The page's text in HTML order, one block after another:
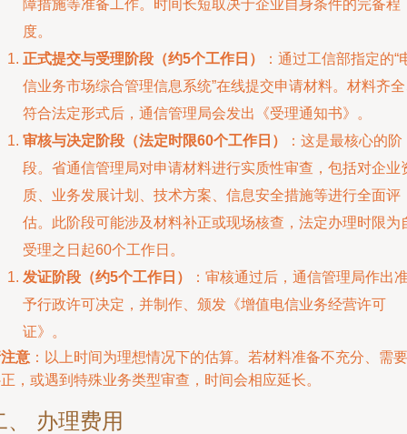
障措施等准备工作。时间长短取决于企业自身条件的完备程
度。
正式提交与受理阶段（约5个工作日）
：通过工信部指定的“
信业务市场综合管理信息系统”在线提交申请材料。材料齐
符合法定形式后，通信管理局会发出《受理通知书》。
审核与决定阶段（法定时限60个工作日）
：这是最核心的阶
段。省通信管理局对申请材料进行实质性审查，包括对企业
质、业务发展计划、技术方案、信息安全措施等进行全面评
估。此阶段可能涉及材料补正或现场核查，法定办理时限为
受理之日起60个工作日。
发证阶段（约5个工作日）
：审核通过后，通信管理局作出
予行政许可决定，并制作、颁发《增值电信业务经营许可
证》。
意 ：以上时间为理想情况下的估算。若材料准备不充分、需要
，或遇到特殊业务类型审查，时间会相应延长。
、 办理费用